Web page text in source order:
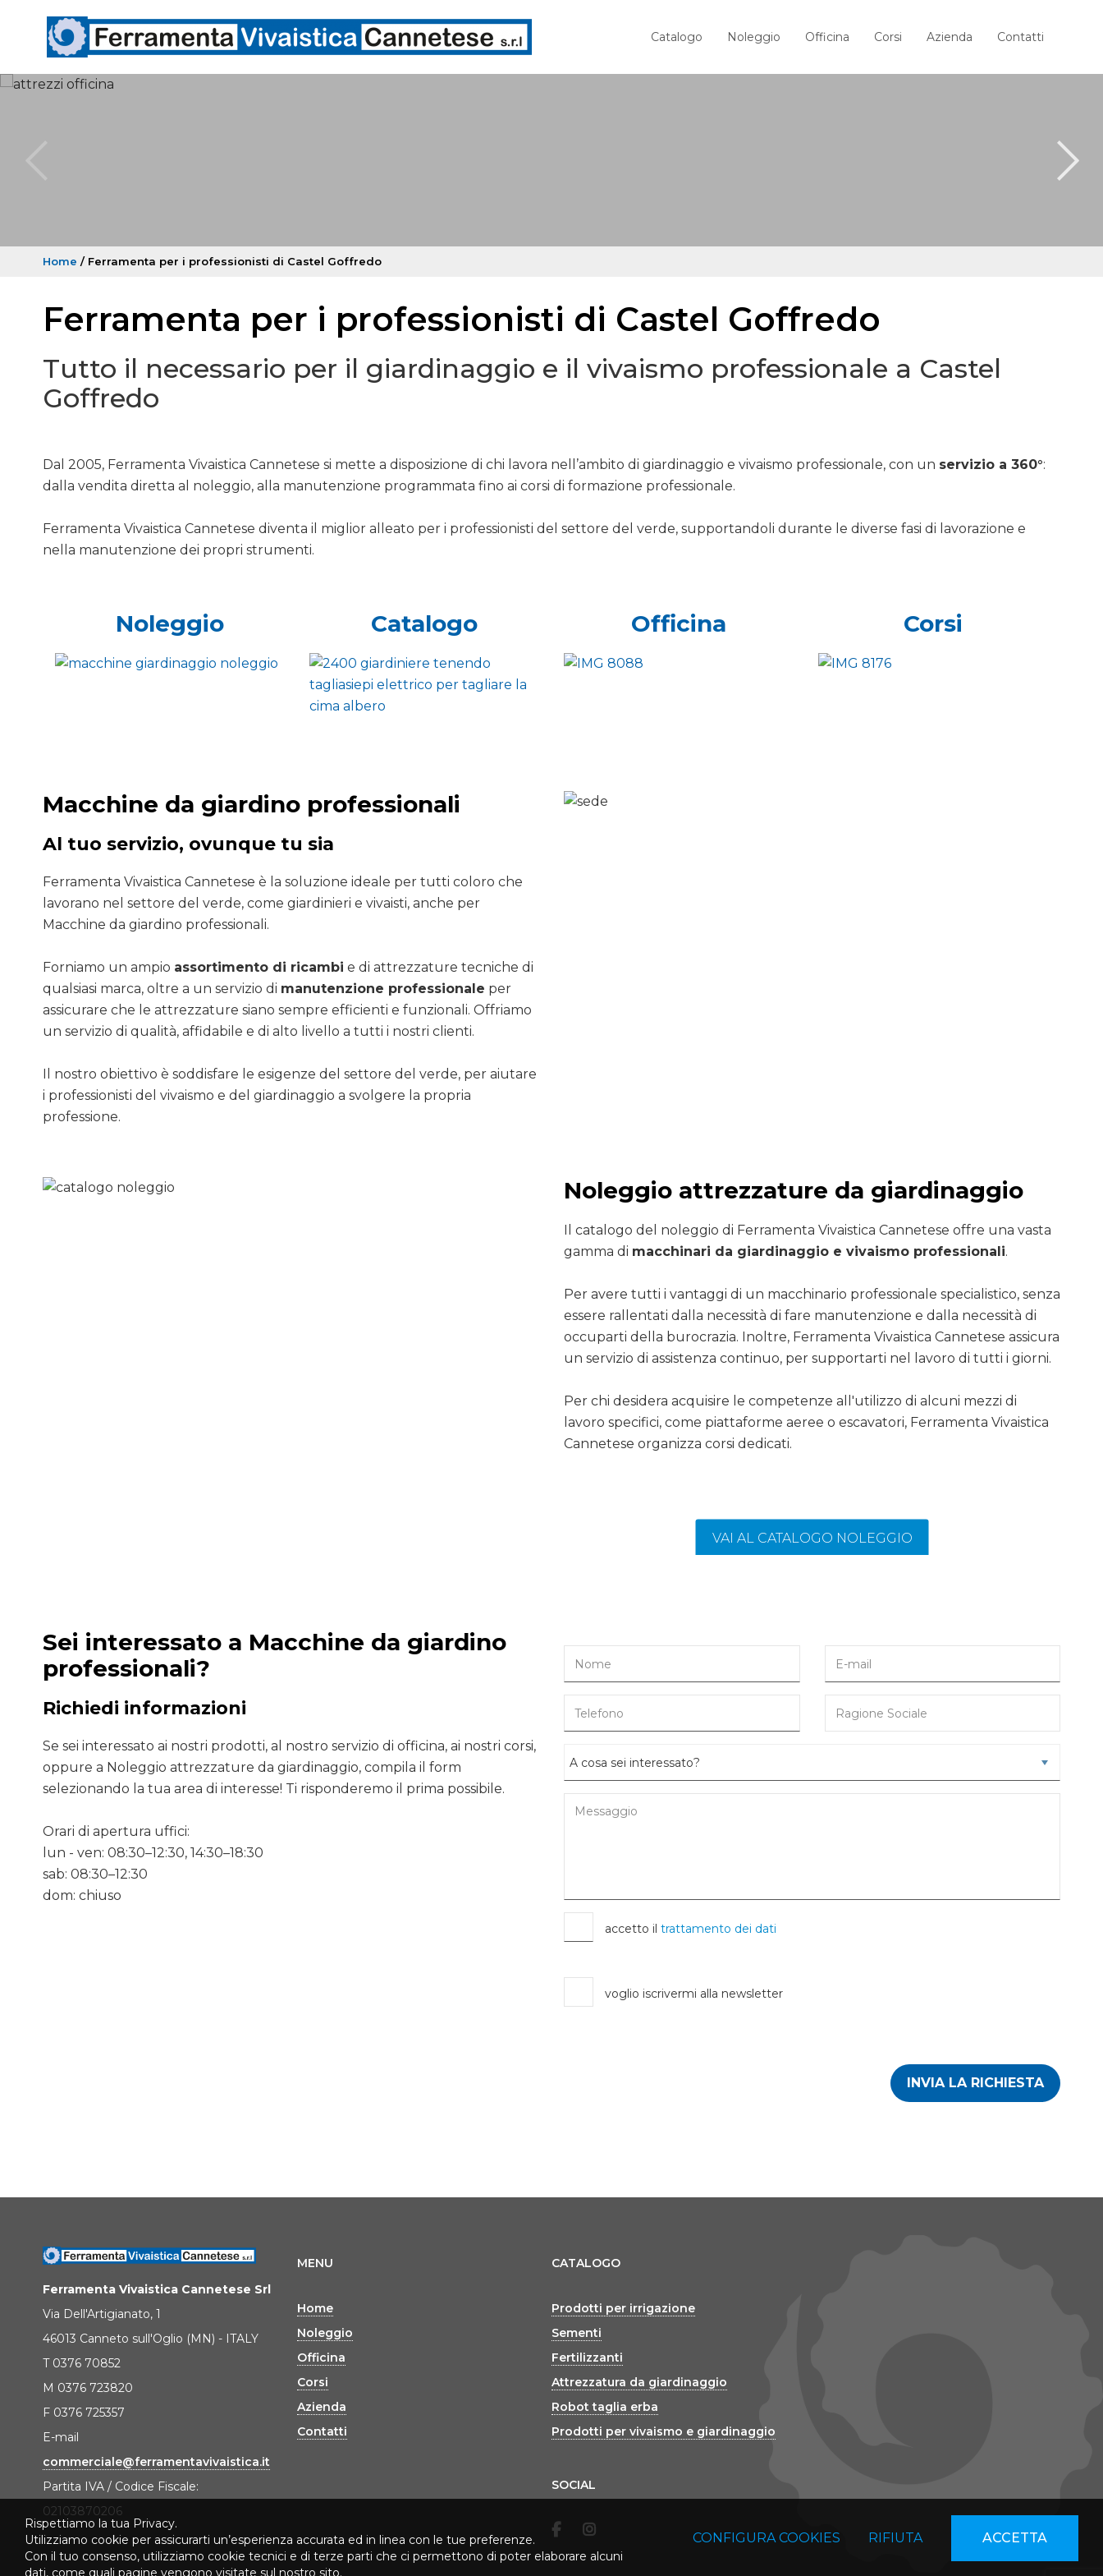
Catalogo Noleggio Officina Corsi Azienda Contatti
Home / Ferramenta per i professionisti di Castel Goffredo
Ferramenta per i professionisti di Castel Goffredo
Tutto il necessario per il giardinaggio e il vivaismo professionale a Castel
Goffredo
Dal 2005, Ferramenta Vivaistica Cannetese si mette a disposizione di chi lavora nell’ambito di giardinaggio e vivaismo professionale, con un servizio a 360°:
dalla vendita diretta al noleggio, alla manutenzione programmata fino ai corsi di formazione professionale.
Ferramenta Vivaistica Cannetese diventa il miglior alleato per i professionisti del settore del verde, supportandoli durante le diverse fasi di lavorazione e
nella manutenzione dei propri strumenti.
Noleggio Catalogo Officina Corsi
Macchine da giardino professionali
Al tuo servizio, ovunque tu sia
Ferramenta Vivaistica Cannetese è la soluzione ideale per tutti coloro che
lavorano nel settore del verde, come giardinieri e vivaisti, anche per
Macchine da giardino professionali.
Forniamo un ampio assortimento di ricambi e di attrezzature tecniche di
qualsiasi marca, oltre a un servizio di manutenzione professionale per
assicurare che le attrezzature siano sempre efficienti e funzionali. Offriamo
un servizio di qualità, affidabile e di alto livello a tutti i nostri clienti.
Il nostro obiettivo è soddisfare le esigenze del settore del verde, per aiutare
i professionisti del vivaismo e del giardinaggio a svolgere la propria
professione.
Noleggio attrezzature da giardinaggio
Il catalogo del noleggio di Ferramenta Vivaistica Cannetese offre una vasta
gamma di macchinari da giardinaggio e vivaismo professionali.
Per avere tutti i vantaggi di un macchinario professionale specialistico, senza
essere rallentati dalla necessità di fare manutenzione e dalla necessità di
occuparti della burocrazia. Inoltre, Ferramenta Vivaistica Cannetese assicura
un servizio di assistenza continuo, per supportarti nel lavoro di tutti i giorni.
Per chi desidera acquisire le competenze all'utilizzo di alcuni mezzi di
lavoro specifici, come piattaforme aeree o escavatori, Ferramenta Vivaistica
Cannetese organizza corsi dedicati.
VAI AL CATALOGO NOLEGGIO
Sei interessato a Macchine da giardino
professionali?
Richiedi informazioni
Se sei interessato ai nostri prodotti, al nostro servizio di officina, ai nostri corsi,
oppure a Noleggio attrezzature da giardinaggio, compila il form
selezionando la tua area di interesse! Ti risponderemo il prima possibile.
Orari di apertura uffici:
lun - ven: 08:30–12:30, 14:30–18:30
sab: 08:30–12:30
dom: chiuso
accetto il trattamento dei dati
voglio iscrivermi alla newsletter
INVIA LA RICHIESTA
Ferramenta Vivaistica Cannetese Srl
Via Dell'Artigianato, 1
46013 Canneto sull'Oglio (MN) - ITALY
T 0376 70852
M 0376 723820
F 0376 725357
E-mail
commerciale@ferramentavivaistica.it
Partita IVA / Codice Fiscale:
02103870206
MENU
Home
Noleggio
Officina
Corsi
Azienda
Contatti
CATALOGO
Prodotti per irrigazione
Sementi
Fertilizzanti
Attrezzatura da giardinaggio
Robot taglia erba
Prodotti per vivaismo e giardinaggio
SOCIAL
Rispettiamo la tua Privacy.
Utilizziamo cookie per assicurarti un’esperienza accurata ed in linea con le tue preferenze.
Con il tuo consenso, utilizziamo cookie tecnici e di terze parti che ci permettono di poter elaborare alcuni
dati, come quali pagine vengono visitate sul nostro sito.
CONFIGURA COOKIES RIFIUTA ACCETTA